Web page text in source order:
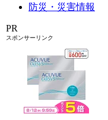
防災・災害情報
PR
スポンサーリンク